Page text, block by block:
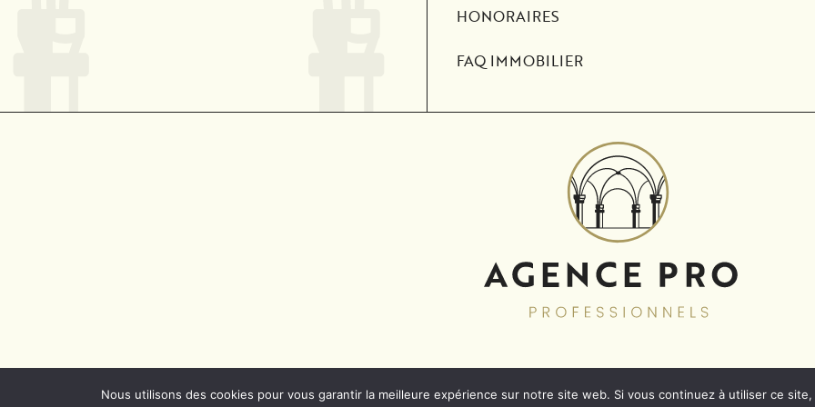
HONORAIRES
FAQ IMMOBILIER
Nous utilisons des cookies pour vous garantir la meilleure expérience sur notre site web. Si vous continuez à utiliser ce